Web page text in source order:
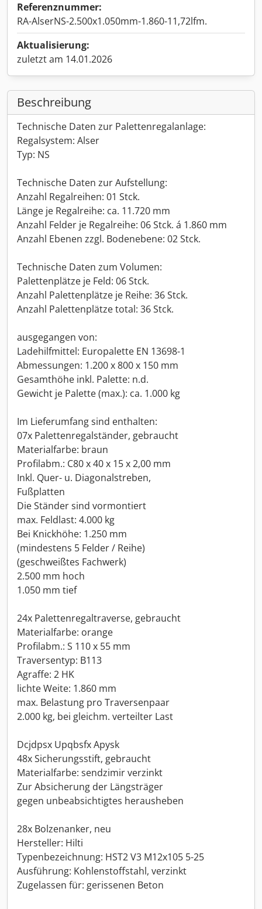
Referenznummer:
RA-AlserNS-2.500x1.050mm-1.860-11,72lfm.
Aktualisierung:
zuletzt am 14.01.2026
Beschreibung
Technische Daten zur Palettenregalanlage:
Regalsystem: Alser
Typ: NS
Technische Daten zur Aufstellung:
Anzahl Regalreihen: 01 Stck.
Länge je Regalreihe: ca. 11.720 mm
Anzahl Felder je Regalreihe: 06 Stck. á 1.860 mm
Anzahl Ebenen zzgl. Bodenebene: 02 Stck.
Technische Daten zum Volumen:
Palettenplätze je Feld: 06 Stck.
Anzahl Palettenplätze je Reihe: 36 Stck.
Anzahl Palettenplätze total: 36 Stck.
ausgegangen von:
Ladehilfmittel: Europalette EN 13698-1
Abmessungen: 1.200 x 800 x 150 mm
Gesamthöhe inkl. Palette: n.d.
Gewicht je Palette (max.): ca. 1.000 kg
Im Lieferumfang sind enthalten:
07x Palettenregalständer, gebraucht
Materialfarbe: braun
Profilabm.: C80 x 40 x 15 x 2,00 mm
Inkl. Quer- u. Diagonalstreben,
Fußplatten
Die Ständer sind vormontiert
max. Feldlast: 4.000 kg
Bei Knickhöhe: 1.250 mm
(mindestens 5 Felder / Reihe)
(geschweißtes Fachwerk)
2.500 mm hoch
1.050 mm tief
24x Palettenregaltraverse, gebraucht
Materialfarbe: orange
Profilabm.: S 110 x 55 mm
Traversentyp: B113
Agraffe: 2 HK
lichte Weite: 1.860 mm
max. Belastung pro Traversenpaar
2.000 kg, bei gleichm. verteilter Last
Dcjdpsx Upqbsfx Apysk
48x Sicherungsstift, gebraucht
Materialfarbe: sendzimir verzinkt
Zur Absicherung der Längsträger
gegen unbeabsichtigtes herausheben
28x Bolzenanker, neu
Hersteller: Hilti
Typenbezeichnung: HST2 V3 M12x105 5-25
Ausführung: Kohlenstoffstahl, verzinkt
Zugelassen für: gerissenen Beton